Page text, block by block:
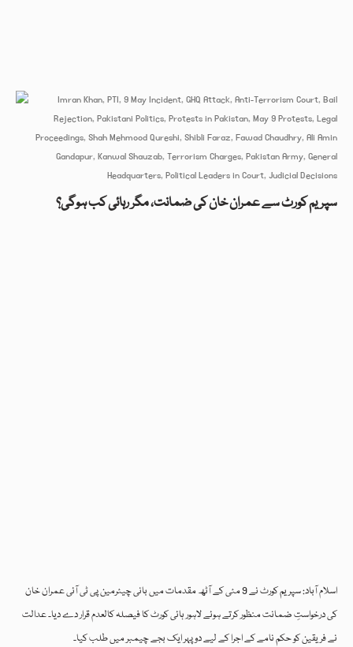
سپریم کورٹ سے عمران خان کی ضمانت، مگر رہائی کب ہوگی؟
اسلام آباد: سپریم کورٹ نے 9 مئی کے آٹھ مقدمات میں بانی چیئرمین پی ٹی آئی عمران خان
کی درخواستِ ضمانت منظور کرتے ہوئے لاہور ہائی کورٹ کا فیصلہ کالعدم قرار دے دیا۔ عدالت
نے فریقین کو حکم نامے کے اجرا کے لیے دوپہر ایک بجے چیمبر میں طلب کیا۔